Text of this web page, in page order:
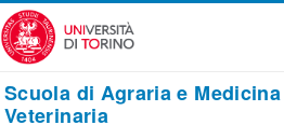
Vai al contenuto principale
Scuola di Agraria e Medicina
Veterinaria